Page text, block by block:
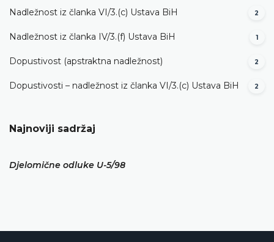
Nadležnost iz članka VI/3.(c) Ustava BiH 2
Nadležnost iz članka IV/3.(f) Ustava BiH 1
Dopustivost (apstraktna nadležnost) 2
Dopustivosti – nadležnost iz članka VI/3.(c) Ustava BiH 2
Najnoviji sadržaj
Djelomične odluke U-5/98